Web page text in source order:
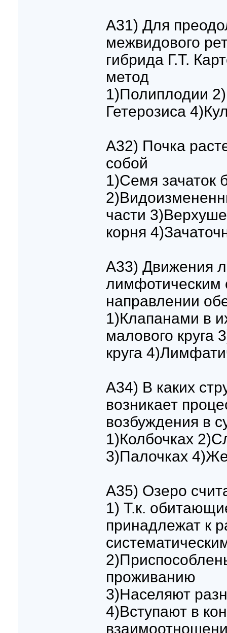
A31) Для
межвидового
гибрида Г.Т.
метод
1)Полиплодии
Гетерозиса
A32) Почка
собой
1)Семя зачаток
части
корня
A33) Движения
лимфотическим
направлении
1)Клапанами в
малового круга
круга
A34) В каких
возникает
возбуждения в
1)Колбочках
3)Палочках
A35) Озеро
1) Т.к.
принадлежат к
проживанию
3)Населяют
4)Вступают в